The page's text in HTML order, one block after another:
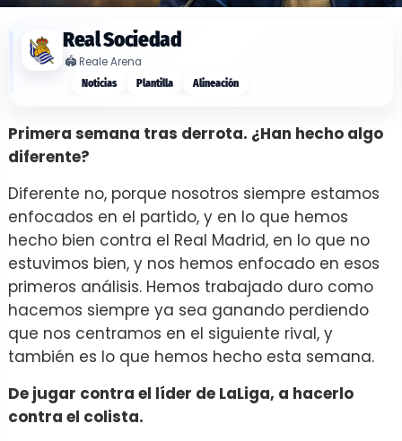
Real Sociedad
🏟️Reale Arena
Noticias Plantilla Alineación
Primera semana tras derrota. ¿Han hecho algo
diferente?
Diferente no, porque nosotros siempre estamos
enfocados en el partido, y en lo que hemos
hecho bien contra el Real Madrid, en lo que no
estuvimos bien, y nos hemos enfocado en esos
primeros análisis. Hemos trabajado duro como
hacemos siempre ya sea ganando perdiendo
que nos centramos en el siguiente rival, y
también es lo que hemos hecho esta semana.
De jugar contra el líder de LaLiga, a hacerlo
contra el colista.